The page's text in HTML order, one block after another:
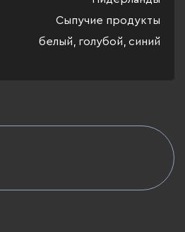
Сыпучие продукты
белый, голубой, синий